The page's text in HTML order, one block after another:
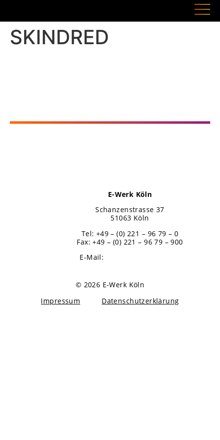
SKINDRED
E-Werk Köln
Schanzenstrasse 37
51063 Köln
Tel: +49 – (0) 221 – 96 79 – 0
Fax: +49 – (0) 221 – 96 79 – 900
E-Mail:
© 2026 E-Werk Köln
Impressum
Datenschutzerklärung